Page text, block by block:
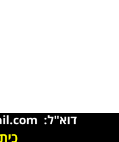
דוא"ל: petmanmail@gmail.com